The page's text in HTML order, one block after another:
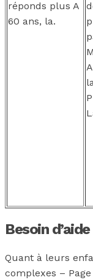
réponds plus A
60 ans, la.
Besoin
Quant à leurs
complexes –